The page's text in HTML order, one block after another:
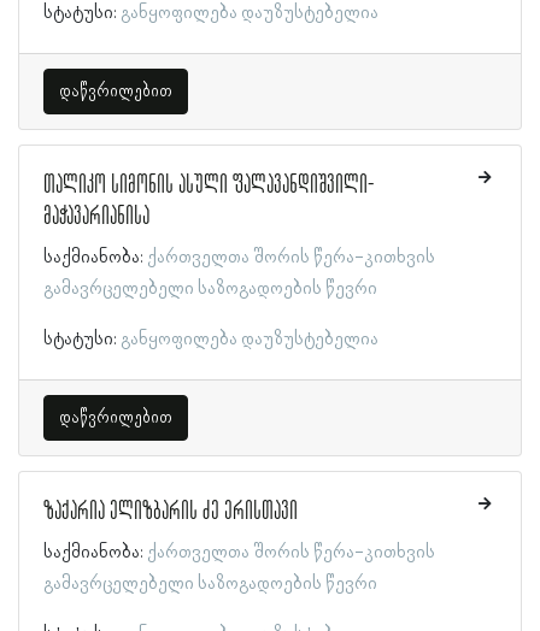
სტატუსი: განყოფილება დაუზუსტებელია
დაწვრილებით
თალიკო სიმონის ასული ფალავანდიშვილი-
მაჭავარიანისა
საქმიანობა: ქართველთა შორის წერა-კითხვის
გამავრცელებელი საზოგადოების წევრი
სტატუსი: განყოფილება დაუზუსტებელია
დაწვრილებით
ზაქარია ელიზბარის ძე ერისთავი
საქმიანობა: ქართველთა შორის წერა-კითხვის
გამავრცელებელი საზოგადოების წევრი